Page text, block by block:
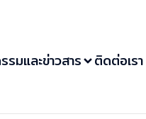
รมและข่าวสาร ติดต่อเรา